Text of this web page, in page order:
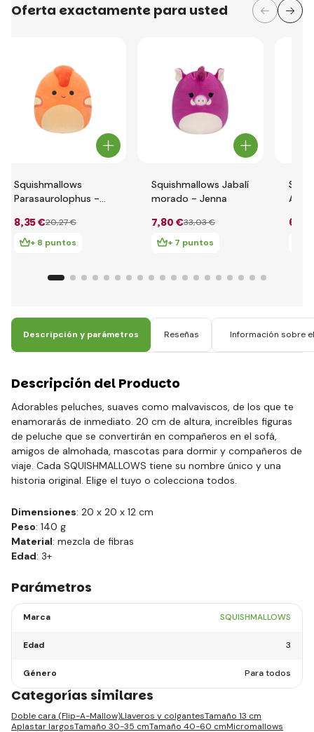
Oferta exactamente para usted
Squishmallows
Parasaurolophus -
8,35 €20,27 €
+ 8 puntos
Squishmallows Jabalí
morado - Jenna
7,80 €33,03 €
+ 7 puntos
6
Descripción y parámetros Reseñas Información sobre
Descripción del Producto
Adorables peluches, suaves como malvaviscos, de los que te
enamorarás de inmediato. 20 cm de altura, increíbles figuras
de peluche que se convertirán en compañeros en el sofá,
amigos de almohada, mascotas para dormir y compañeros de
viaje. Cada SQUISHMALLOWS tiene su nombre único y una
historia original. Elige el tuyo o colecciona todos.
Dimensiones: 20 x 20 x 12 cm
Peso: 140 g
Material: mezcla de fibras
Edad: 3+
Parámetros
Marca SQUISHMALLOWS
Edad 3
Género Para todos
Categorías similares
Doble cara (Flip-A-Mallow)Llaveros y colgantesTamaño 13 cm
Aplastar largosTamaño 30-35 cmTamaño 40-60 cmMicromallows